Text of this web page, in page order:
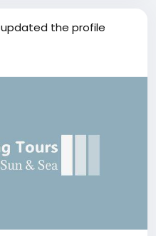
updated the profile